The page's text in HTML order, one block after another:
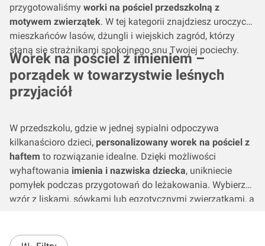
przygotowaliśmy worki na pościel przedszkolną z
motywem zwierzątek. W tej kategorii znajdziesz uroczych
mieszkańców lasów, dżungli i wiejskich zagród, którzy
staną się strażnikami spokojnego snu Twojej pociechy.
Worek na pościel z imieniem –
porządek w towarzystwie leśnych
przyjaciół
W przedszkolu, gdzie w jednej sypialni odpoczywa
kilkanaścioro dzieci, personalizowany worek na pościel z
haftem to rozwiązanie idealne. Dzięki możliwości
wyhaftowania imienia i nazwiska dziecka, unikniecie
pomyłek podczas przygotowań do leżakowania. Wybierz
wzór z liskami, sówkami lub egzotycznymi zwierzątkami, a